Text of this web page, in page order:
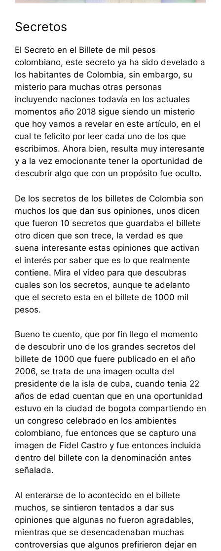
Secretos
El Secreto en el Billete de mil pesos
colombiano, este secreto ya ha sido develado a
los habitantes de Colombia, sin embargo, su
misterio para muchas otras personas
incluyendo naciones todavía en los actuales
momentos año 2018 sigue siendo un misterio
que hoy vamos a revelar en este artículo, en el
cual te felicito por leer cada uno de los que
escribimos. Ahora bien, resulta muy interesante
y a la vez emocionante tener la oportunidad de
descubrir algo que con un propósito fue oculto.
De los secretos de los billetes de Colombia son
muchos los que dan sus opiniones, unos dicen
que fueron 10 secretos que guardaba el billete
otro dicen que son trece, la verdad es que
suena interesante estas opiniones que activan
el interés por saber que es lo que realmente
contiene. Mira el vídeo para que descubras
cuales son los secretos, aunque te adelanto
que el secreto esta en el billete de 1000 mil
pesos.
Bueno te cuento, que por fin llego el momento
de descubrir uno de los grandes secretos del
billete de 1000 que fuere publicado en el año
2006, se trata de una imagen oculta del
presidente de la isla de cuba, cuando tenia 22
años de edad cuentan que en una oportunidad
estuvo en la ciudad de bogota compartiendo en
un congreso celebrado en los ambientes
colombiano, fue entonces que se capturo una
imagen de Fidel Castro y fue entonces incluida
dentro del billete con la denominación antes
señalada.
Al enterarse de lo acontecido en el billete
muchos, se sintieron tentados a dar sus
opiniones que algunas no fueron agradables,
mientras que se desencadenaban muchas
controversias que algunos prefirieron dejar en